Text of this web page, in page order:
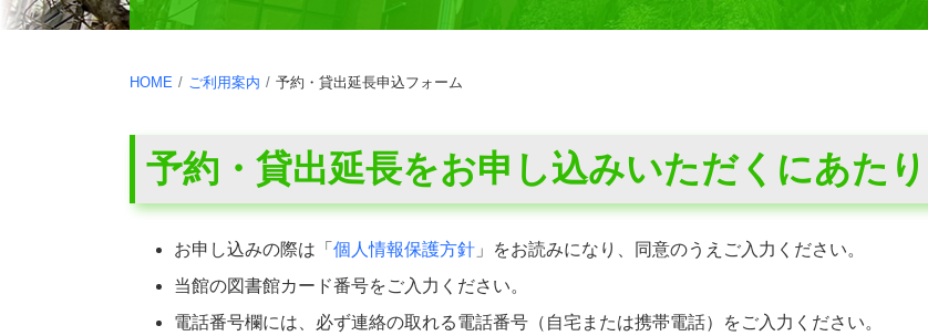
HOME ご利用案内 予約・貸出延長申込フォーム
予約・貸出延長をお申し込みいただくにあたり
お申し込みの際は「 個人情報保護方針 」をお読みになり、同意のうえご入力ください。
当館の図書館カード番号をご入力ください。
電話番号欄には、必ず連絡の取れる電話番号（自宅または携帯電話）をご入力ください。